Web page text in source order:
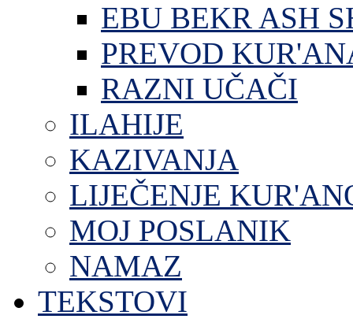
EBU BEKR ASH
PREVOD
RAZNI UČAČI
ILAHIJE
KAZIVANJA
LIJEČENJE
MOJ POSLANIK
NAMAZ
TEKSTOVI